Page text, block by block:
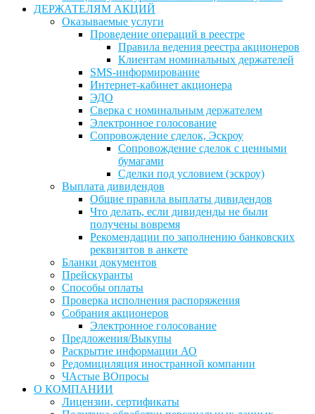
ДЕРЖАТЕЛЯМ АКЦИЙ
Оказываемые услуги
Проведение операций в реестре
Правила ведения реестра акционеров
Клиентам номинальных держателей
SMS-информирование
Интернет-кабинет акционера
ЭДО
Сверка с номинальным держателем
Электронное голосование
Сопровождение сделок, Эскроу
Сопровождение сделок с ценными
бумагами
Сделки под условием (эскроу)
Выплата дивидендов
Общие правила выплаты дивидендов
Что делать, если дивиденды не были
получены вовремя
Рекомендации по заполнению банковских
реквизитов в анкете
Бланки документов
Прейскуранты
Способы оплаты
Проверка исполнения распоряжения
Собрания акционеров
Электронное голосование
Предложения/Выкупы
Раскрытие информации АО
Редомициляция иностранной компании
ЧАстые ВОпросы
О КОМПАНИИ
Лицензии, сертификаты